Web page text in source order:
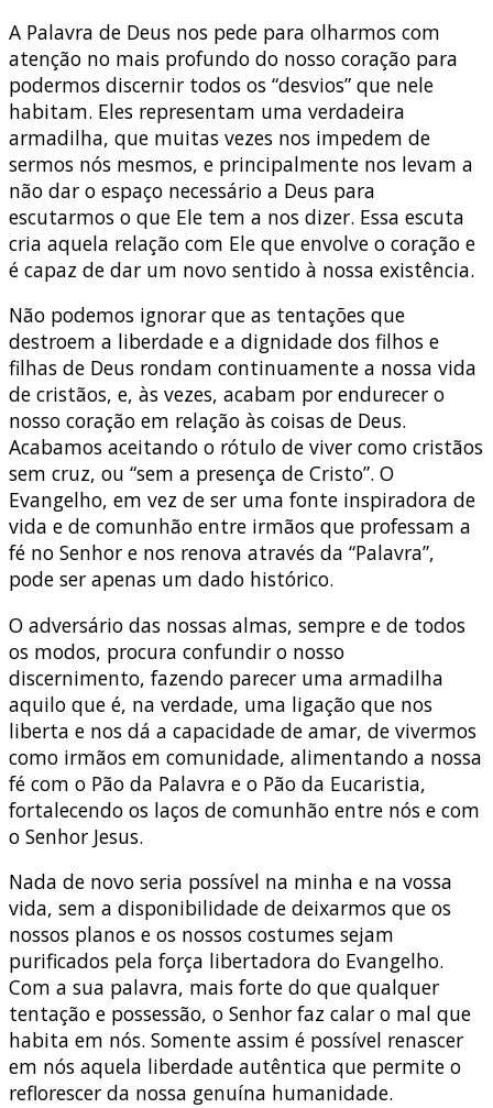
A Palavra de Deus nos pede para olharmos com
atenção no mais profundo do nosso coração para
podermos discernir todos os “desvios” que nele
habitam. Eles representam uma verdadeira
armadilha, que muitas vezes nos impedem de
sermos nós mesmos, e principalmente nos levam a
não dar o espaço necessário a Deus para
escutarmos o que Ele tem a nos dizer. Essa escuta
cria aquela relação com Ele que envolve o coração e
é capaz de dar um novo sentido à nossa existência.
Não podemos ignorar que as tentações que
destroem a liberdade e a dignidade dos filhos e
filhas de Deus rondam continuamente a nossa vida
de cristãos, e, às vezes, acabam por endurecer o
nosso coração em relação às coisas de Deus.
Acabamos aceitando o rótulo de viver como cristãos
sem cruz, ou “sem a presença de Cristo”. O
Evangelho, em vez de ser uma fonte inspiradora de
vida e de comunhão entre irmãos que professam a
fé no Senhor e nos renova através da “Palavra”,
pode ser apenas um dado histórico.
O adversário das nossas almas, sempre e de todos
os modos, procura confundir o nosso
discernimento, fazendo parecer uma armadilha
aquilo que é, na verdade, uma ligação que nos
liberta e nos dá a capacidade de amar, de vivermos
como irmãos em comunidade, alimentando a nossa
fé com o Pão da Palavra e o Pão da Eucaristia,
fortalecendo os laços de comunhão entre nós e com
o Senhor Jesus.
Nada de novo seria possível na minha e na vossa
vida, sem a disponibilidade de deixarmos que os
nossos planos e os nossos costumes sejam
purificados pela força libertadora do Evangelho.
Com a sua palavra, mais forte do que qualquer
tentação e possessão, o Senhor faz calar o mal que
habita em nós. Somente assim é possível renascer
em nós aquela liberdade autêntica que permite o
reflorescer da nossa genuína humanidade.